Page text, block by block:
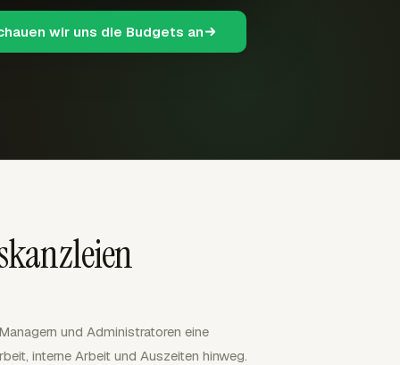
wir uns die Budgets an
und Administratoren eine
interne Arbeit und Auszeiten hinweg.